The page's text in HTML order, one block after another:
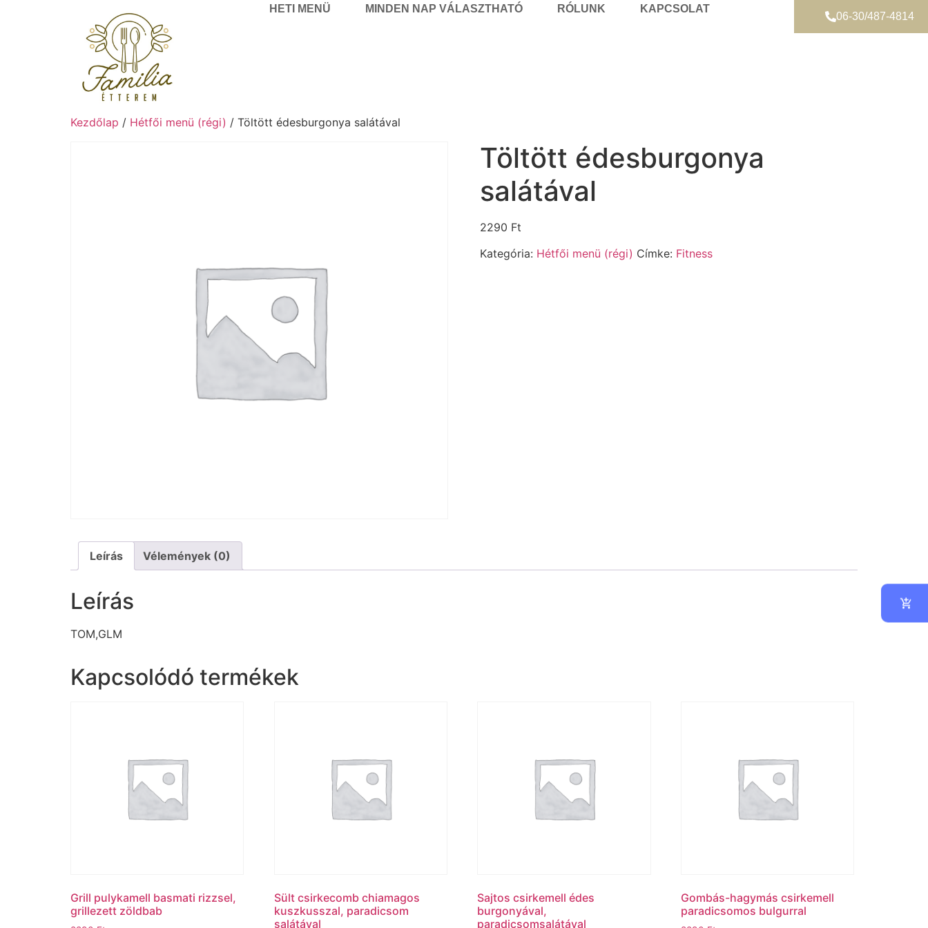
HETI MENÜ MINDEN NAP VÁLASZTHATÓ RÓLUNK KAPCSOLAT
06-30/487-4814
Kezdőlap / Hétfői menü (régi) / Töltött édesburgonya salátával
Töltött édesburgonya
salátával
2290 Ft
Kategória: Hétfői menü (régi) Címke: Fitness
Leírás Vélemények (0)
Leírás
TOM,GLM
Kapcsolódó termékek
Grill pulykamell basmati rizzsel,
grillezett zöldbab
Sült csirkecomb chiamagos
kuszkusszal, paradicsom
salátával
Sajtos csirkemell édes
burgonyával,
paradicsomsalátával
Gombás-hagymás csirkemell
paradicsomos bulgurral